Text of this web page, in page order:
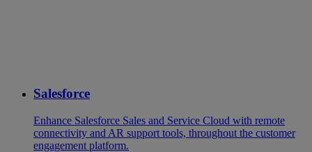
Salesforce
Enhance Salesforce Sales and Service Cloud with remote
connectivity and AR support tools, throughout the customer
engagement platform.